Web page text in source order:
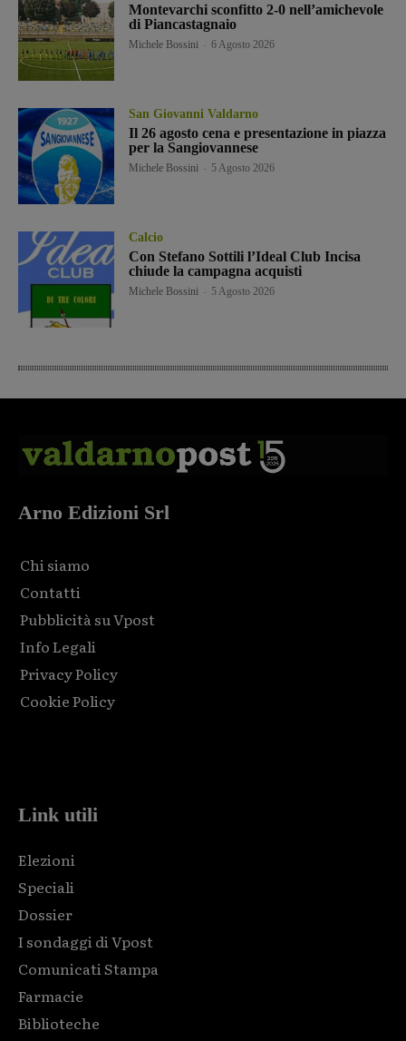
Montevarchi sconfitto 2-0 nell’amichevole
di Piancastagnaio
Michele Bossini 6 Agosto 2026
San Giovanni Valdarno
Il 26 agosto cena e presentazione in piazza
per la Sangiovannese
Michele Bossini 5 Agosto 2026
Calcio
Con Stefano Sottili l’Ideal Club Incisa
chiude la campagna acquisti
Michele Bossini 5 Agosto 2026
Arno Edizioni Srl
Chi siamo
Contatti
Pubblicità su Vpost
Info Legali
Privacy Policy
Cookie Policy
Link utili
Elezioni
Speciali
Dossier
I sondaggi di Vpost
Comunicati Stampa
Farmacie
Biblioteche